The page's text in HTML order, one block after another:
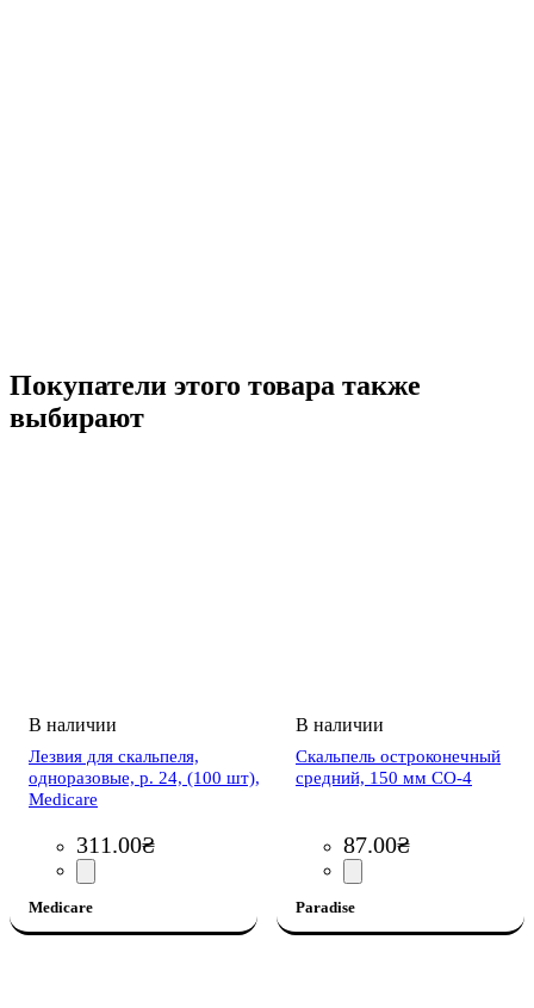
Покупатели этого товара также
выбирают
Лезвия для скальпеля,
одноразовые, р. 24, (100 шт),
Medicare
311.00₴
Medicare
Скальпель остроконечный
средний, 150 мм СО-4
87.00₴
Paradise